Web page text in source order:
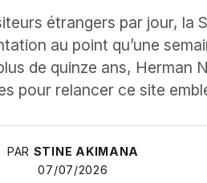
étrangers par jour, la
au point qu’une
de quinze ans, Herman
pour relancer ce site
PAR STINE AKIMANA
07/07/2026